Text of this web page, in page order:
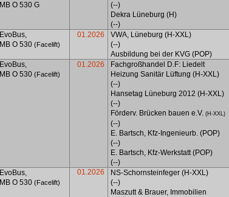
MB O 530 G
(--)
Dekra Lüneburg (H)
(--)
EvoBus,
MB O 530(Facelift)
01.2026
VWA, Lüneburg (H-XXL)
(--)
Ausbildung bei der KVG (POP)
EvoBus,
MB O 530(Facelift)
01.2026 Fachgroßhandel D.F: Liedelt
Heizung Sanitär Lüftung (H-XXL)
(--)
Hansetag Lüneburg 2012 (H-XXL)
(--)
Förderv. Brücken bauen e.V.(H-XXL)
(--)
E. Bartsch, Kfz-Ingenieurb.(POP)
(--)
E. Bartsch, Kfz-Werkstatt(POP)
(--)
EvoBus,
MB O 530(Facelift)
01.2026
NS-Schornsteinfeger (H-XXL)
(--)
Maszutt & Brauer, Immobilien